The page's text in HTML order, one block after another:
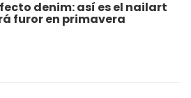
denim: así es el nailart
furor en primavera